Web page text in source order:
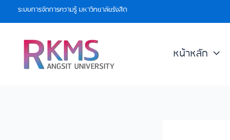
to
ระบบการจัดการความรู้ มหาวิทยาลัยรังสิต
หน้าหลัก